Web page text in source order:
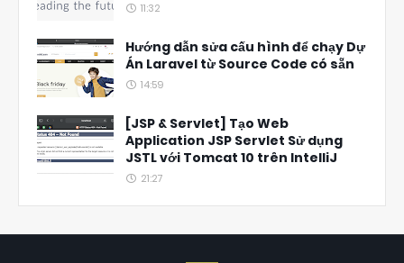
11:32
Hướng dẫn sửa cấu hình để chạy Dự
Án Laravel từ Source Code có sẵn
14:59
[JSP & Servlet] Tạo Web
Application JSP Servlet Sử dụng
JSTL với Tomcat 10 trên IntelliJ
21:27